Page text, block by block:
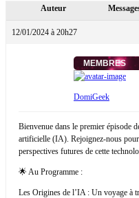
Auteur
12/01/2024 à 20h27
MEMBRES
DomiGeek
Bienvenue dans le premier épisode
artificielle (IA). Rejoignez-nous
perspectives futures de cette
🌟 Au Programme :
Les Origines de l’IA : Un voyage à